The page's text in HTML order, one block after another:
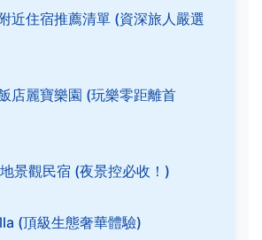
近住宿推薦清單 (資深旅人嚴選
店麗寶樂園 (玩樂零距離首
景觀民宿 (夜景控必收！)
(頂級生態奢華體驗)